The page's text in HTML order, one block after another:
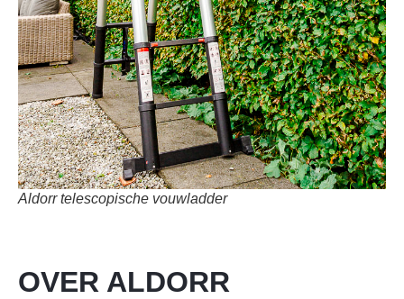
Aldorr telescopische vouwladder
OVER ALDORR